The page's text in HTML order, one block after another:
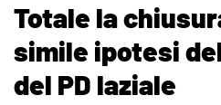
Totale la
simile ipotesi
del PD laziale